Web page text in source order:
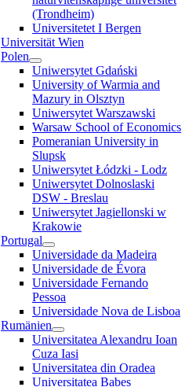
(Trondheim)
Universitetet I Bergen
Universität Wien
Polen
Uniwersytet Gdański
University of Warmia and
Mazury in Olsztyn
Uniwersytet Warszawski
Warsaw School of Economics
Pomeranian University in
Slupsk
Uniwersytet Łódzki - Lodz
Uniwersytet Dolnoslaski
DSW - Breslau
Uniwersytet Jagiellonski w
Krakowie
Portugal
Universidade da Madeira
Universidade de Évora
Universidade Fernando
Pessoa
Universidade Nova de Lisboa
Rumänien
Universitatea Alexandru Ioan
Cuza Iasi
Universitatea din Oradea
Universitatea Babes